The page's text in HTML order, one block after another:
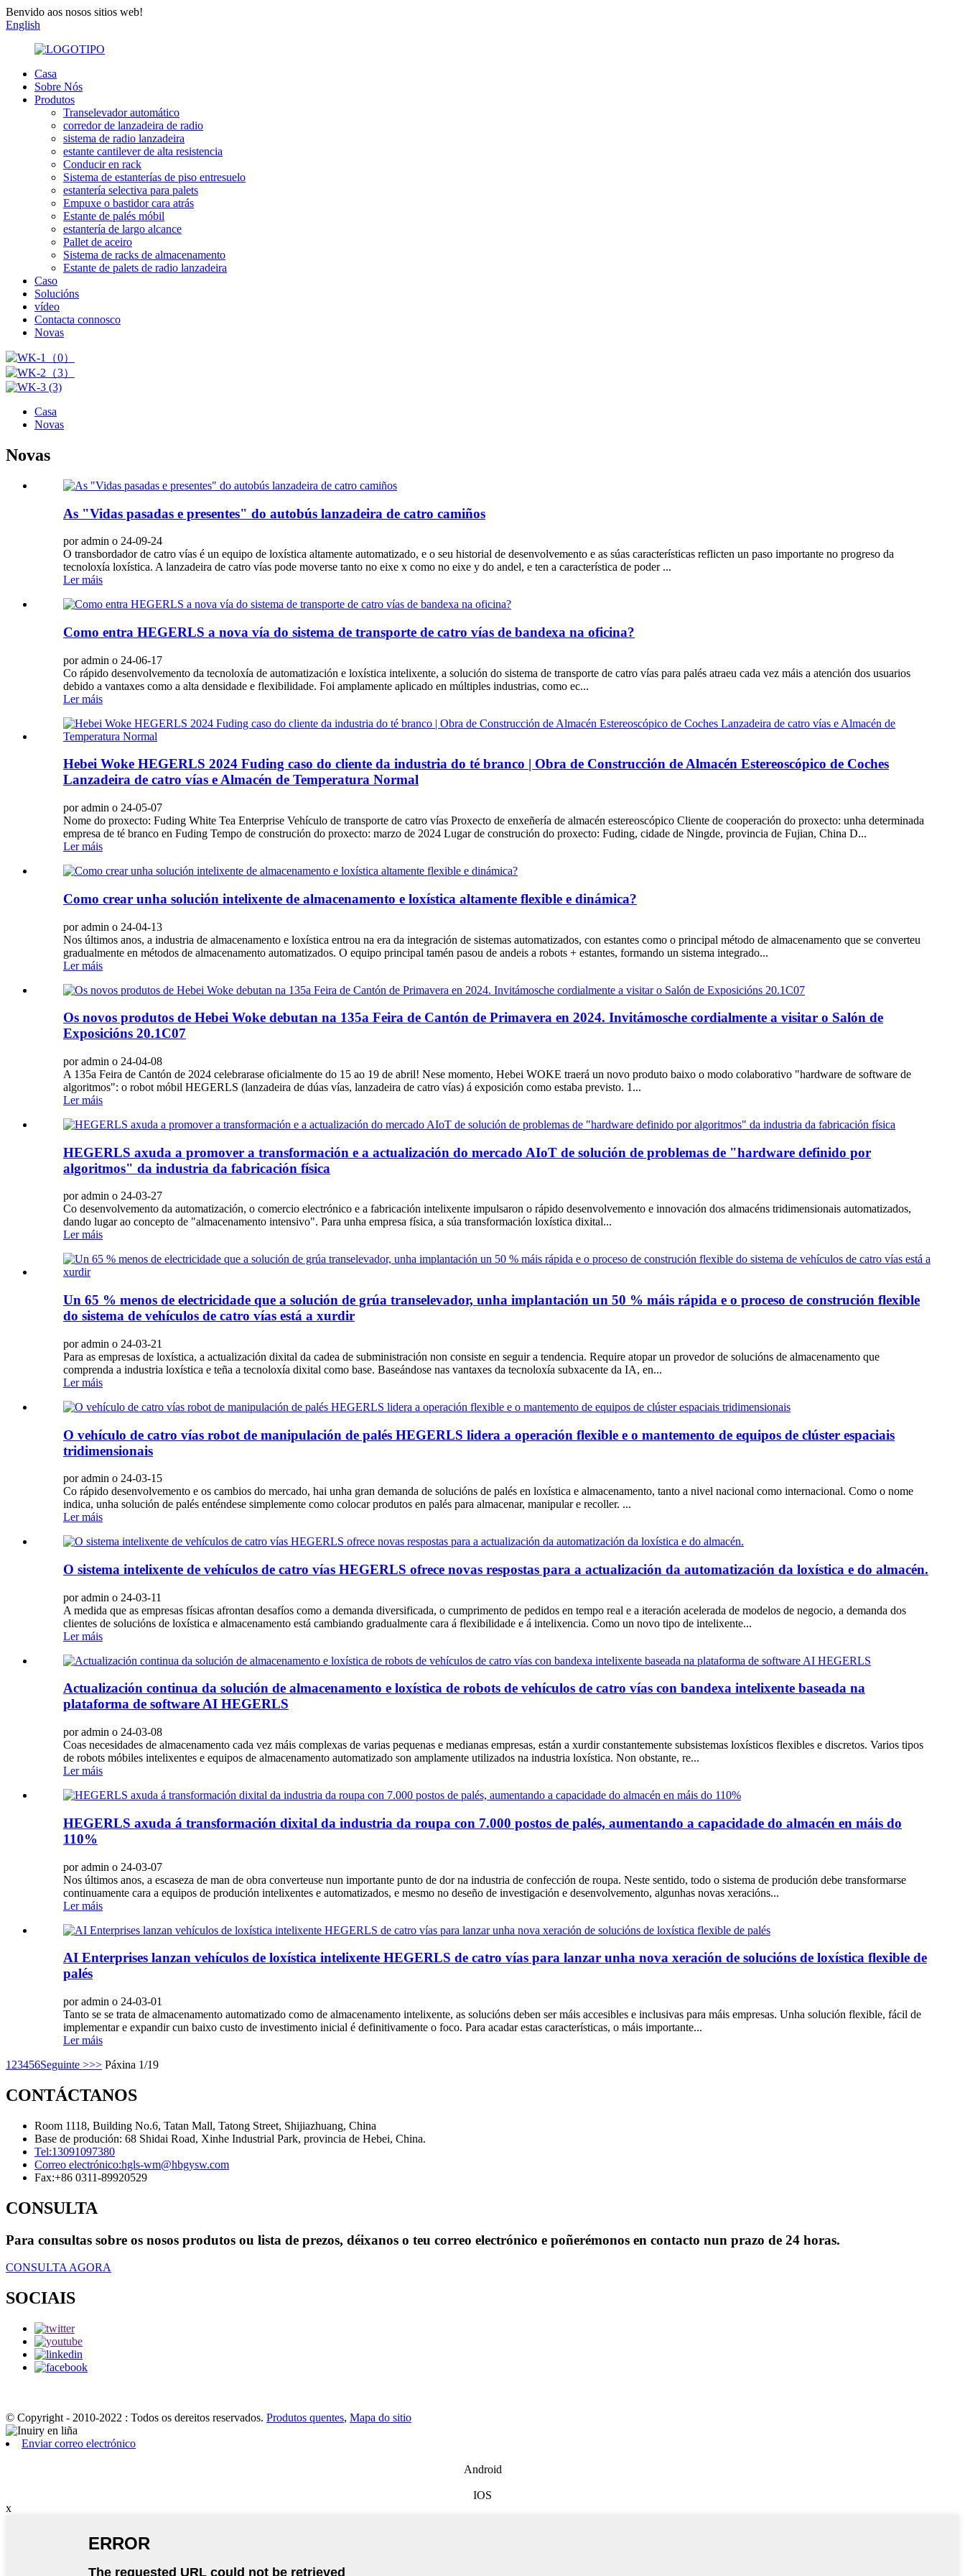
Benvido aos nosos sitios web!
English
Casa
Sobre Nós
Produtos
Transelevador automático
corredor de lanzadeira de radio
sistema de radio lanzadeira
estante cantilever de alta resistencia
Conducir en rack
Sistema de estanterías de piso entresuelo
estantería selectiva para palets
Empuxe o bastidor cara atrás
Estante de palés móbil
estantería de largo alcance
Pallet de aceiro
Sistema de racks de almacenamento
Estante de palets de radio lanzadeira
Caso
Solucións
vídeo
Contacta connosco
Novas
Casa
Novas
Novas
As "Vidas pasadas e presentes" do autobús lanzadeira de catro camiños
por admin o 24-09-24
O transbordador de catro vías é un equipo de loxística altamente automatizado, e o seu historial de desenvolvemento e as súas características reflicten un paso importante no progreso da
tecnoloxía loxística. A lanzadeira de catro vías pode moverse tanto no eixe x como no eixe y do andel, e ten a característica de poder ...
Ler máis
Como entra HEGERLS a nova vía do sistema de transporte de catro vías de bandexa na oficina?
por admin o 24-06-17
Co rápido desenvolvemento da tecnoloxía de automatización e loxística intelixente, a solución do sistema de transporte de catro vías para palés atraeu cada vez máis a atención dos usuarios
debido a vantaxes como a alta densidade e flexibilidade. Foi amplamente aplicado en múltiples industrias, como ec...
Ler máis
Hebei Woke HEGERLS 2024 Fuding caso do cliente da industria do té branco | Obra de Construcción de Almacén Estereoscópico de Coches
Lanzadeira de catro vías e Almacén de Temperatura Normal
por admin o 24-05-07
Nome do proxecto: Fuding White Tea Enterprise Vehículo de transporte de catro vías Proxecto de enxeñería de almacén estereoscópico Cliente de cooperación do proxecto: unha determinada
empresa de té branco en Fuding Tempo de construción do proxecto: marzo de 2024 Lugar de construción do proxecto: Fuding, cidade de Ningde, provincia de Fujian, China D...
Ler máis
Como crear unha solución intelixente de almacenamento e loxística altamente flexible e dinámica?
por admin o 24-04-13
Nos últimos anos, a industria de almacenamento e loxística entrou na era da integración de sistemas automatizados, con estantes como o principal método de almacenamento que se converteu
gradualmente en métodos de almacenamento automatizados. O equipo principal tamén pasou de andeis a robots + estantes, formando un sistema integrado...
Ler máis
Os novos produtos de Hebei Woke debutan na 135a Feira de Cantón de Primavera en 2024. Invitámosche cordialmente a visitar o Salón de
Exposicións 20.1C07
por admin o 24-04-08
A 135a Feira de Cantón de 2024 celebrarase oficialmente do 15 ao 19 de abril! Nese momento, Hebei WOKE traerá un novo produto baixo o modo colaborativo "hardware de software de
algoritmos": o robot móbil HEGERLS (lanzadeira de dúas vías, lanzadeira de catro vías) á exposición como estaba previsto. 1...
Ler máis
HEGERLS axuda a promover a transformación e a actualización do mercado AIoT de solución de problemas de "hardware definido por
algoritmos" da industria da fabricación física
por admin o 24-03-27
Co desenvolvemento da automatización, o comercio electrónico e a fabricación intelixente impulsaron o rápido desenvolvemento e innovación dos almacéns tridimensionais automatizados,
dando lugar ao concepto de "almacenamento intensivo". Para unha empresa física, a súa transformación loxística dixital...
Ler máis
Un 65 % menos de electricidade que a solución de grúa transelevador, unha implantación un 50 % máis rápida e o proceso de construción flexible
do sistema de vehículos de catro vías está a xurdir
por admin o 24-03-21
Para as empresas de loxística, a actualización dixital da cadea de subministración non consiste en seguir a tendencia. Require atopar un provedor de solucións de almacenamento que
comprenda a industria loxística e teña a tecnoloxía dixital como base. Baseándose nas vantaxes da tecnoloxía subxacente da IA, en...
Ler máis
O vehículo de catro vías robot de manipulación de palés HEGERLS lidera a operación flexible e o mantemento de equipos de clúster espaciais
tridimensionais
por admin o 24-03-15
Co rápido desenvolvemento e os cambios do mercado, hai unha gran demanda de solucións de palés en loxística e almacenamento, tanto a nivel nacional como internacional. Como o nome
indica, unha solución de palés enténdese simplemente como colocar produtos en palés para almacenar, manipular e recoller. ...
Ler máis
O sistema intelixente de vehículos de catro vías HEGERLS ofrece novas respostas para a actualización da automatización da loxística e do almacén.
por admin o 24-03-11
A medida que as empresas físicas afrontan desafíos como a demanda diversificada, o cumprimento de pedidos en tempo real e a iteración acelerada de modelos de negocio, a demanda dos
clientes de solucións de loxística e almacenamento está cambiando gradualmente cara á flexibilidade e á intelixencia. Como un novo tipo de intelixente...
Ler máis
Actualización continua da solución de almacenamento e loxística de robots de vehículos de catro vías con bandexa intelixente baseada na
plataforma de software AI HEGERLS
por admin o 24-03-08
Coas necesidades de almacenamento cada vez máis complexas de varias pequenas e medianas empresas, están a xurdir constantemente subsistemas loxísticos flexibles e discretos. Varios tipos
de robots móbiles intelixentes e equipos de almacenamento automatizado son amplamente utilizados na industria loxística. Non obstante, re...
Ler máis
HEGERLS axuda á transformación dixital da industria da roupa con 7.000 postos de palés, aumentando a capacidade do almacén en máis do
110%
por admin o 24-03-07
Nos últimos anos, a escaseza de man de obra converteuse nun importante punto de dor na industria de confección de roupa. Neste sentido, todo o sistema de produción debe transformarse
continuamente cara a equipos de produción intelixentes e automatizados, e mesmo no deseño de investigación e desenvolvemento, algunhas novas xeracións...
Ler máis
AI Enterprises lanzan vehículos de loxística intelixente HEGERLS de catro vías para lanzar unha nova xeración de solucións de loxística flexible de
palés
por admin o 24-03-01
Tanto se se trata de almacenamento automatizado como de almacenamento intelixente, as solucións deben ser máis accesibles e inclusivas para máis empresas. Unha solución flexible, fácil de
implementar e expandir cun baixo custo de investimento inicial é definitivamente o foco. Para acadar estas características, o máis importante...
Ler máis
1 23456Seguinte >>> Páxina 1/19
CONTÁCTANOS
Room 1118, Building No.6, Tatan Mall, Tatong Street, Shijiazhuang, China
Base de produción: 68 Shidai Road, Xinhe Industrial Park, provincia de Hebei, China.
Tel:13091097380
Correo electrónico:hgls-wm@hbgysw.com
Fax:+86 0311-89920529
CONSULTA
Para consultas sobre os nosos produtos ou lista de prezos, déixanos o teu correo electrónico e poñerémonos en contacto nun prazo de 24 horas.
CONSULTA AGORA
SOCIAIS
© Copyright - 2010-2022 : Todos os dereitos reservados. Produtos quentes, Mapa do sitio
Enviar correo electrónico
Android
IOS
x